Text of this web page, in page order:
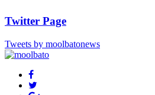
Twitter Page
Tweets by moolbatonews